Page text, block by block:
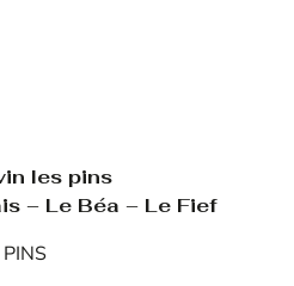
les pins
– Le Béa – Le Fief